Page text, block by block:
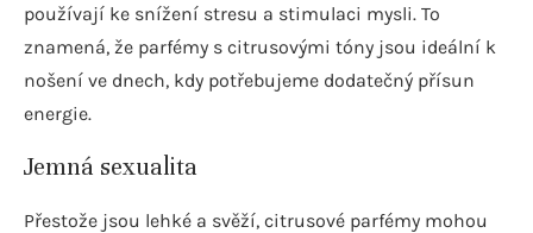
používají ke snížení stresu a stimulaci mysli. To
znamená, že parfémy s citrusovými tóny jsou ideální k
nošení ve dnech, kdy potřebujeme dodatečný přísun
energie.
Jemná sexualita
Přestože jsou lehké a svěží, citrusové parfémy mohou